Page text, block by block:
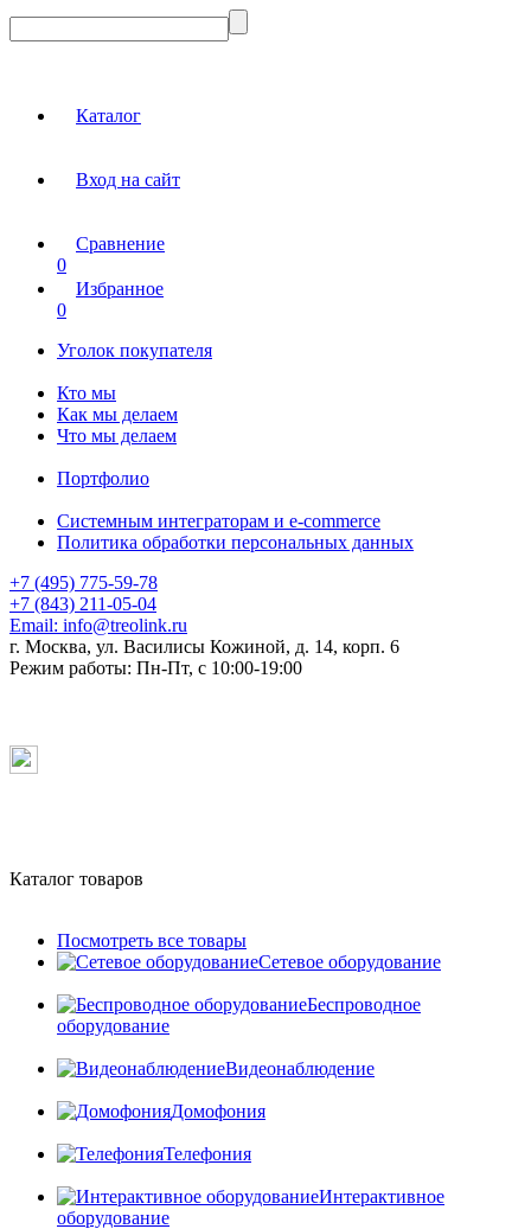
Каталог
Вход на сайт
Сравнение
0
Избранное
0
Уголок покупателя
Кто мы
Как мы делаем
Что мы делаем
Портфолио
Системным интеграторам и e-commerce
Политика обработки персональных данных
+7 (495) 775-59-78
+7 (843) 211-05-04
Email: info@treolink.ru
г. Москва, ул. Василисы Кожиной, д. 14, корп. 6
Режим работы: Пн-Пт, с 10:00-19:00
Каталог товаров
Посмотреть все товары
Сетевое оборудование
Беспроводное
оборудование
Видеонаблюдение
Домофония
Телефония
Интерактивное
оборудование